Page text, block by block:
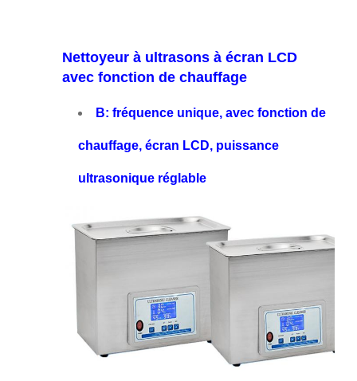
Nettoyeur à ultrasons à écran LCD
avec fonction de chauffage
B: fréquence unique, avec fonction de
chauffage, écran LCD, puissance
ultrasonique réglable